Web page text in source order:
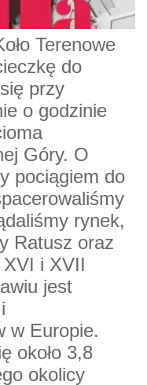
Terenowe
do
przy
o godzinie
Góry. O
pociągiem do
rynek,
Ratusz oraz
i XVII
jest
w Europie.
około 3,8
okolicy